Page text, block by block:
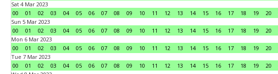
Sat 4 Mar 2023
00
01 02 03 04 05 06 07 08 09 10 11 12 13 14 15 16 17 18 19 20
Sun 5 Mar 2023
00
01 02 03 04 05 06 07 08 09 10 11 12 13 14 15 16 17 18 19 20
Mon 6 Mar 2023
00
01 02 03 04 05 06 07 08 09 10 11 12 13 14 15 16 17 18 19 20
Tue 7 Mar 2023
00
01 02 03 04 05 06 07 08 09 10 11 12 13 14 15 16 17 18 19 20